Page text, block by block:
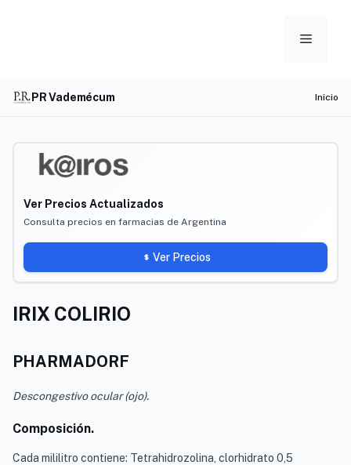
Menu
PR Vademécum Inicio
Ver Precios Actualizados
Consulta precios en farmacias de Argentina
Ver Precios
IRIX COLIRIO
PHARMADORF
Descongestivo ocular (ojo).
Composición.
Cada mililitro contiene: Tetrahidrozolina, clorhidrato 0,5